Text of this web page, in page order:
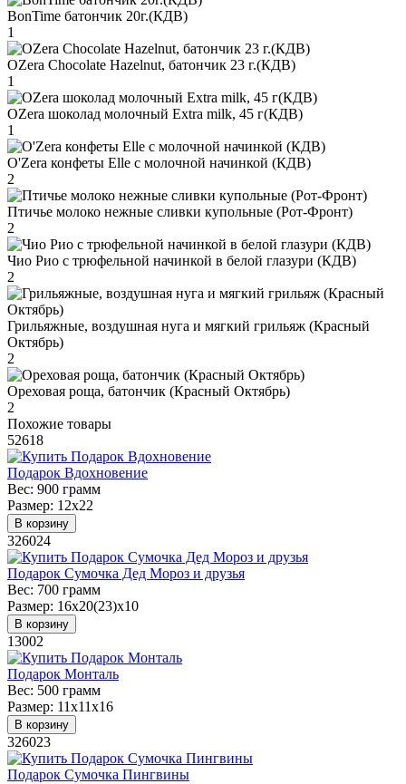
BonTime батончик 20г.(КДВ)
1
OZera Chocolate Hazelnut, батончик 23 г.(КДВ)
1
OZera шоколад молочный Extra milk, 45 г(КДВ)
1
O'Zera конфеты Elle с молочной начинкой (КДВ)
2
Птичье молоко нежные сливки купольные (Рот-Фронт)
2
Чио Рио с трюфельной начинкой в белой глазури (КДВ)
2
Грильяжные, воздушная нуга и мягкий грильяж (Красный
Октябрь)
2
Ореховая роща, батончик (Красный Октябрь)
2
Похожие товары
52618
Подарок Вдохновение
Вес: 900 грамм
Размер: 12х22
В корзину
326024
Подарок Сумочка Дед Мороз и друзья
Вес: 700 грамм
Размер: 16х20(23)х10
В корзину
13002
Подарок Монталь
Вес: 500 грамм
Размер: 11х11х16
В корзину
326023
Подарок Сумочка Пингвины